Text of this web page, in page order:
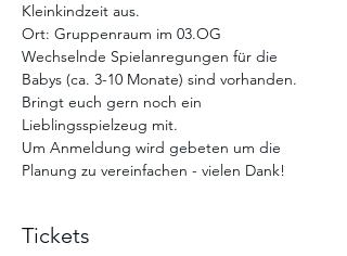
Kleinkindzeit aus.
Ort: Gruppenraum im 03.OG
Wechselnde Spielanregungen für die
Babys (ca. 3-10 Monate) sind vorhanden.
Bringt euch gern noch ein
Lieblingsspielzeug mit.
Um Anmeldung wird gebeten um die
Planung zu vereinfachen - vielen Dank!
Tickets